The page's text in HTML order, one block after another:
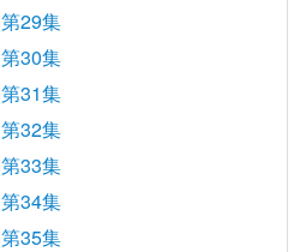
第29集
第30集
第31集
第32集
第33集
第34集
第35集